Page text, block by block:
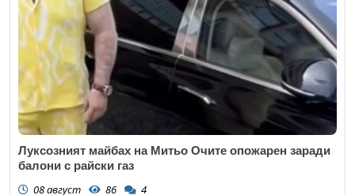
Луксозният майбах на Митьо Очите опожарен заради
балони с райски газ
08 август 86 4